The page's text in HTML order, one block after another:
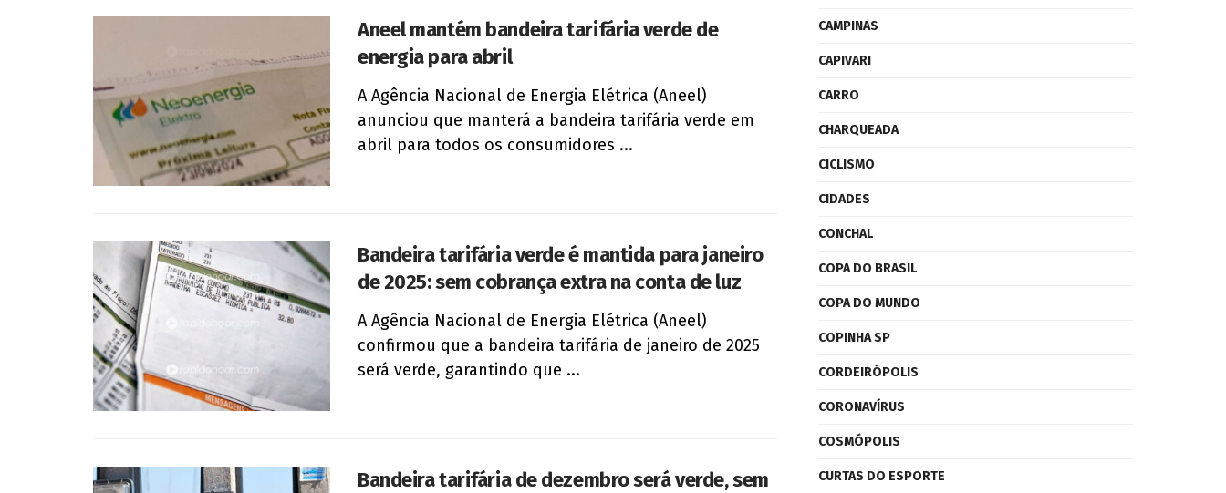
Aneel mantém bandeira tarifária verde de
energia para abril
A Agência Nacional de Energia Elétrica (Aneel)
anunciou que manterá a bandeira tarifária verde em
abril para todos os consumidores ...
Bandeira tarifária verde é mantida para janeiro
de 2025: sem cobrança extra na conta de luz
A Agência Nacional de Energia Elétrica (Aneel)
confirmou que a bandeira tarifária de janeiro de 2025
será verde, garantindo que ...
Bandeira tarifária de dezembro será verde, sem
CAMPINAS
CAPIVARI
CARRO
CHARQUEADA
CICLISMO
CIDADES
CONCHAL
COPA DO BRASIL
COPA DO MUNDO
COPINHA SP
CORDEIRÓPOLIS
CORONAVÍRUS
COSMÓPOLIS
CURTAS DO ESPORTE